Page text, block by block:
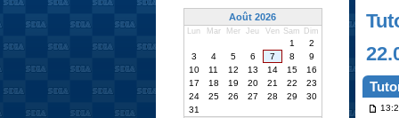
Août 2026
Lun Mar Mer Jeu Ven Sam Dim
1
2
3
4 5 6 7 8
9
10
11 12 13 14 15
16
17
18 19 20 21 22
23
24
25 26 27 28 29
30
31